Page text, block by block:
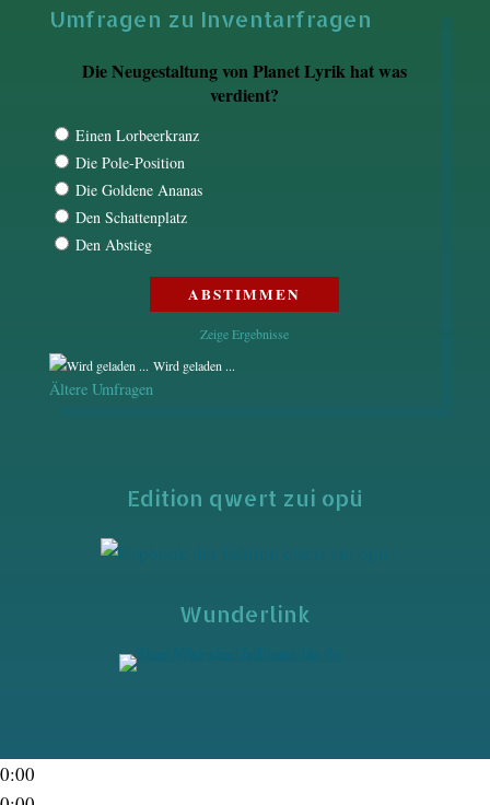
Umfragen zu Inventarfragen
Die Neugestaltung von Planet Lyrik hat was
verdient?
Einen Lorbeerkranz
Die Pole-Position
Die Goldene Ananas
Den Schattenplatz
Den Abstieg
Zeige Ergebnisse
Wird geladen ...
Ältere Umfragen
Edition qwert zui opü
Wunderlink
0:00